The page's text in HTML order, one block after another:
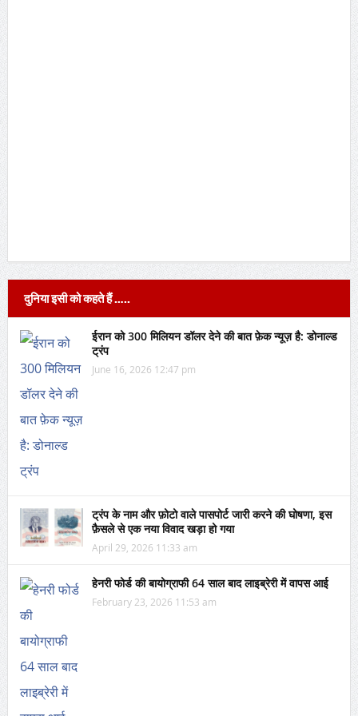
दुनिया इसी को कहते हैं …..
ईरान को 300 मिलियन डॉलर देने की बात फ़ेक न्यूज़ है: डोनाल्ड
ट्रंप
June 16, 2026 12:47 pm
ट्रंप के नाम और फ़ोटो वाले पासपोर्ट जारी करने की घोषणा, इस
फ़ैसले से एक नया विवाद खड़ा हो गया
April 29, 2026 11:33 am
हेनरी फोर्ड की बायोग्राफी 64 साल बाद लाइब्रेरी में वापस आई
February 23, 2026 11:53 am